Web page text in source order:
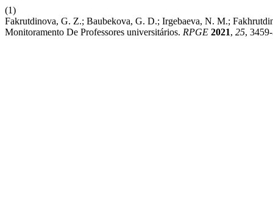
(1)
Fakrutdinova, G. Z.; Baubekova, G. D.; Irgebaeva, N. M.;
Monitoramento De Professores universitários. RPGE 2021, 25,